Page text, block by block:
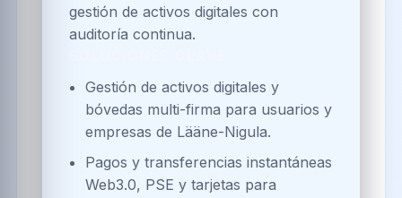
gestión de activos digitales con
auditoría continua.
Gestión de activos digitales y
bóvedas multi-firma para usuarios y
empresas de Lääne-Nigula.
Pagos y transferencias instantáneas
Web3.0, PSE y tarjetas para